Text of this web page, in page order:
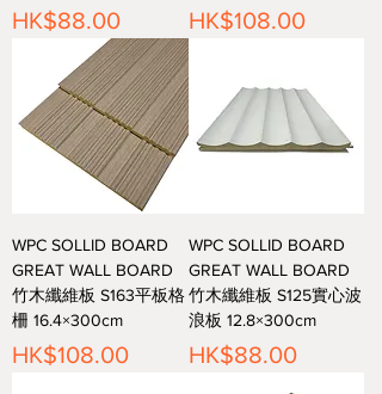
價格
HK$88.00 價格
HK$108.00
WPC SOLLID BOARD
GREAT WALL BOARD
竹木纖維板 S163平板格
柵 16.4×300cm
價格
HK$108.00
WPC SOLLID BOARD
GREAT WALL BOARD
竹木纖維板 S125實心波
浪板 12.8×300cm
價格
HK$88.00